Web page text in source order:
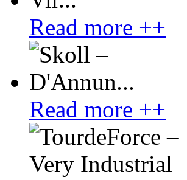
Read more ++
Read more ++